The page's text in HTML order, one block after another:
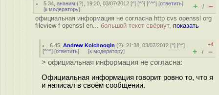
5.34 ,ананим (?), 19:20, 03/07/2012 [^] [^^] [^^^] [ответить]
[к модератору] + / –
официальная информация не согласна http cvs openssl org
fileview f openssl en... большой текст свёрнут, показать
6.45 ,Andrew Kolchoogin (?), 21:38, 03/07/2012 [^] [^^]
[^^^] [ответить] [к модератору]
–4
+ / –
> официальная информация не согласна:
Официальная информация говорит ровно то, что я
и написал в своём сообщении.